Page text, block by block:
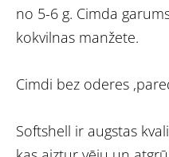
no 5-6 g. Cimda
kokvilnas manžete.
Cimdi bez oderes
Softshell ir augstas